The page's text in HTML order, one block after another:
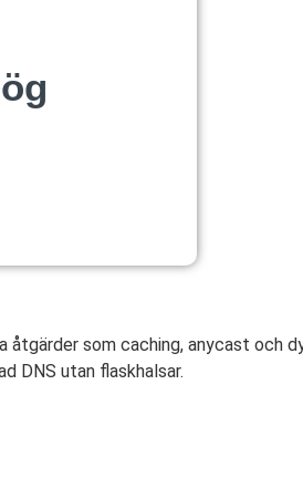
åtgärder som caching, anycast och
DNS utan flaskhalsar.